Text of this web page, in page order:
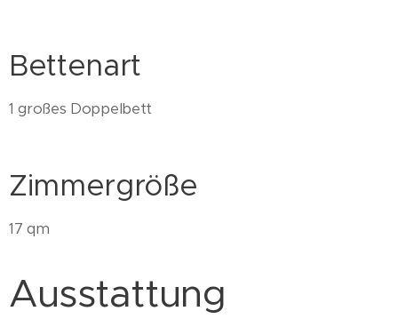
Bettenart
1 großes Doppelbett
Zimmergröße
17 qm
Ausstattung